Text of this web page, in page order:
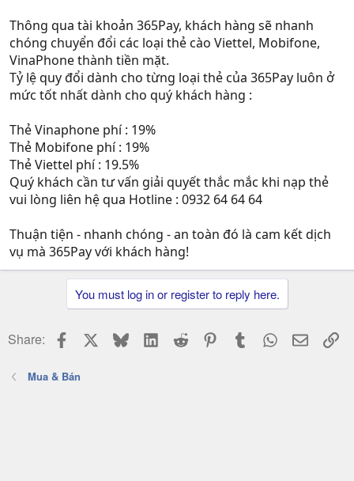
Thông qua tài khoản 365Pay, khách hàng sẽ nhanh
chóng chuyển đổi các loại thẻ cào Viettel, Mobifone,
VinaPhone thành tiền mặt.
Tỷ lệ quy đổi dành cho từng loại thẻ của 365Pay luôn ở
mức tốt nhất dành cho quý khách hàng :
Thẻ Vinaphone phí : 19%
Thẻ Mobifone phí : 19%
Thẻ Viettel phí : 19.5%
Quý khách cần tư vấn giải quyết thắc mắc khi nạp thẻ
vui lòng liên hệ qua Hotline : 0932 64 64 64
Thuận tiện - nhanh chóng - an toàn đó là cam kết dịch
vụ mà 365Pay với khách hàng!
You must log in or register to reply here.
Share: Facebook BlueskyLinkedIn
Reddit PinterestTumblr WhatsApp
Email
Mua & Bán